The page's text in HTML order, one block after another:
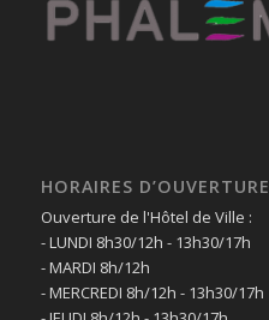
HORAIRES D’OUVERTURE
Ouverture de l'Hôtel de Ville :
- LUNDI 8h30/12h - 13h30/17h
- MARDI 8h/12h
- MERCREDI 8h/12h - 13h30/17h